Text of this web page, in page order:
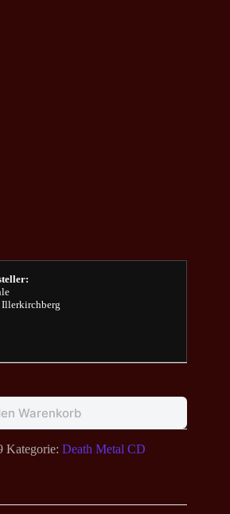
Illerkirchberg
Warenkorb
Kategorie: Death Metal CD